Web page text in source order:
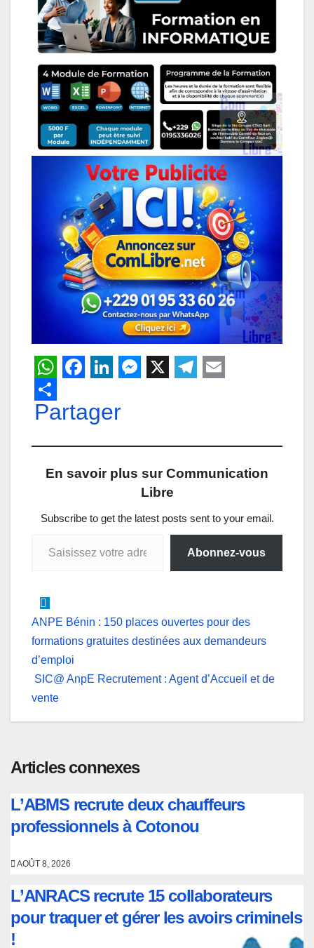
W
h
p
a
b
o
k
i
e
I
n
e
e
g
e
g
a
m
l
Partager
En savoir plus sur Communication
Libre
Subscribe to get the latest posts sent to your email.
Abonnez-vous
Navigation
de
l’article
ANPE Bénin : 150 places ouvertes pour des
formations gratuites destinées aux demandeurs
d’emploi
SIC@ AnpE Recrutement : Agent d’Accueil et de
vente
Articles connexes
L’ABMS recrute deux chauffeurs
professionnels à Cotonou
AOÛT 8, 2026
L’ANRACS recrute 15 collaborateurs
pour traquer et gérer les avoirs criminels
!